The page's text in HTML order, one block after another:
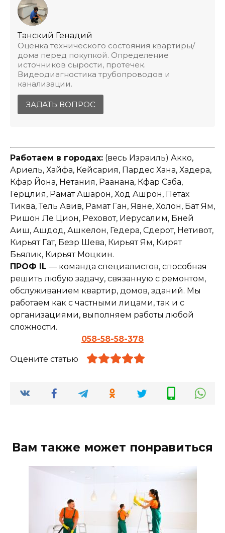
Танский Генадий
Оценка технического состояния квартиры/
дома перед покупкой. Определение
источников сырости, протечек.
Видеодиагностика трубопроводов и
канализации.
ЗАДАТЬ ВОПРОС
Работаем в городах: (весь Израиль) Акко,
Ариель, Хайфа, Кейсария, Пардес Хана, Хадера,
Кфар Йона, Нетания, Раанана, Кфар Саба,
Герцлия, Рамат Ашарон, Ход Ашрон, Петах
Тиква, Тель Авив, Рамат Ган, Явне, Холон, Бат Ям,
Ришон Ле Цион, Реховот, Иерусалим, Бней
Аиш, Ашдод, Ашкелон, Гедера, Сдерот, Нетивот,
Кирьят Гат, Беэр Шева, Кирьят Ям, Кирят
Бьялик, Кирьят Моцкин.
ПРОФ IL — команда специалистов, способная
решить любую задачу, связанную с ремонтом,
обслуживанием квартир, домов, зданий. Мы
работаем как с частными лицами, так и с
организациями, выполняем работы любой
сложности.
058-58-58-378
Оцените статью
Вам также может понравиться